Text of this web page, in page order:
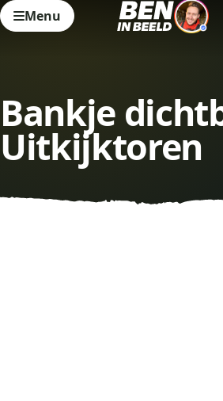
Menu
Bankje
Uitkijktoren